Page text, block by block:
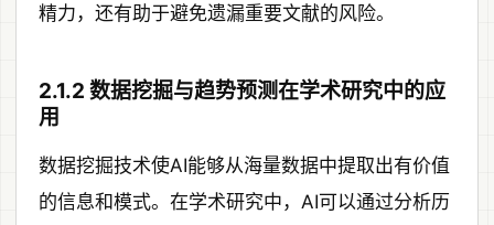
精力，还有助于避免遗漏重要文献的风险。
2.1.2 数据挖掘与趋势预测在学术研究中的应
用
数据挖掘技术使AI能够从海量数据中提取出有价值
的信息和模式。在学术研究中，AI可以通过分析历